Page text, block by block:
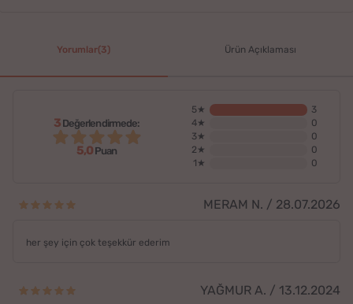
Yorumlar(3) Ürün Açıklaması
3Değerlendirmede:
5,0Puan
5★
3
4★
0
3★
0
2★
0
1★
0
MERAM N. / 28.07.2026
her şey için çok teşekkür ederim
YAĞMUR A. / 13.12.2024